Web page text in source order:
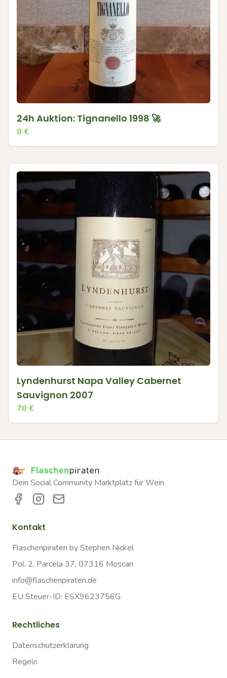
24h Auktion: Tignanello 1998 🚀
0 €
Lyndenhurst Napa Valley Cabernet
Sauvignon 2007
70 €
Dein Social Community Marktplatz für Wein.
Kontakt
Flaschenpiraten by Stephen Nickel
Pol. 2, Parcela 37, 07316 Moscari
info@flaschenpiraten.de
EU Steuer-ID: ESX9623756G
Rechtliches
Datenschutzerklärung
Regeln